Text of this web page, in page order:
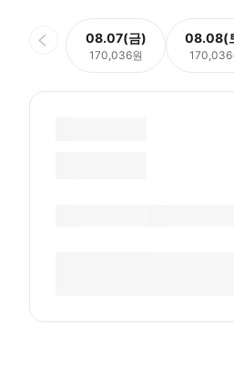
08.07(금)
170,036원
08.08(
170,036